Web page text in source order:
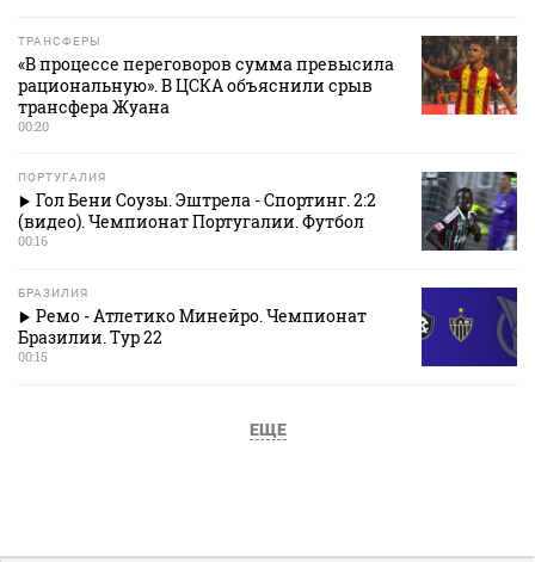
ТРАНСФЕРЫ
«В процессе переговоров сумма превысила
рациональную». В ЦСКА объяснили срыв
трансфера Жуана
00:20
ПОРТУГАЛИЯ
Гол Бени Соузы. Эштрела - Спортинг. 2:2
(видео). Чемпионат Португалии. Футбол
00:16
БРАЗИЛИЯ
Ремо - Атлетико Минейро. Чемпионат
Бразилии. Тур 22
00:15
ЕЩЕ